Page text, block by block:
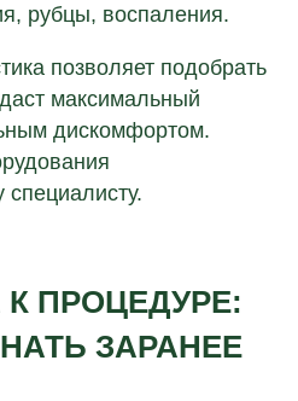
рубцы, воспаления.
позволяет подобрать
максимальный
дискомфортом.
ПРОЦЕДУРЕ:
ЗАРАНЕЕ